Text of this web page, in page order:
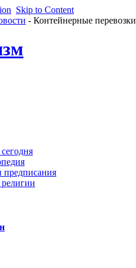
Skip to Content
- Контейнерные перевозки
предписания